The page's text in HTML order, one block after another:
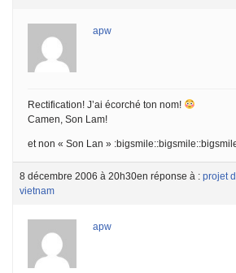
apw
Rectification! J’ai écorché ton nom!
Camen, Son Lam!
et non « Son Lan »
8 décembre 2006 à 20h30en réponse à : projet
vietnam
apw